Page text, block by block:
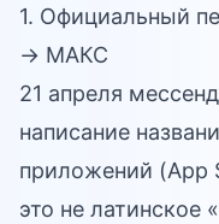
1. Официальный
→ МАКС
21 апреля
написание
приложений (App
это не латинское